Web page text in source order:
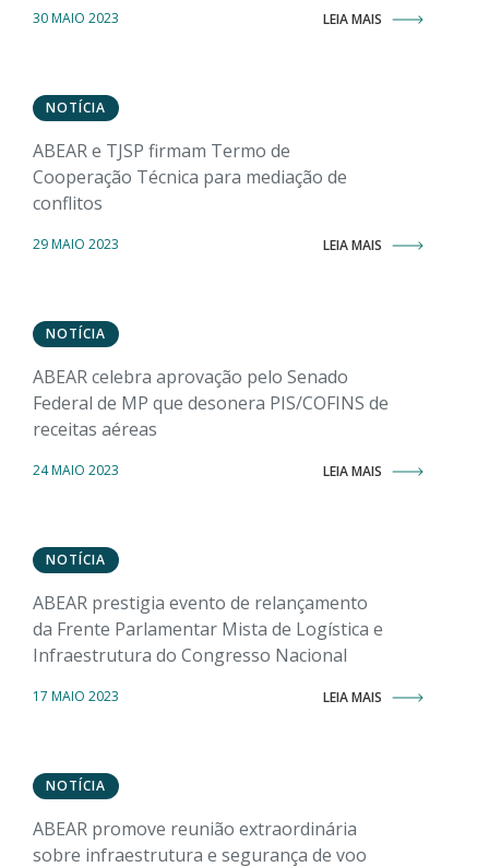
30 MAIO 2023 LEIA MAIS
NOTÍCIA
ABEAR e TJSP firmam Termo de
Cooperação Técnica para mediação de
conflitos
29 MAIO 2023 LEIA MAIS
NOTÍCIA
ABEAR celebra aprovação pelo Senado
Federal de MP que desonera PIS/COFINS de
receitas aéreas
24 MAIO 2023 LEIA MAIS
NOTÍCIA
ABEAR prestigia evento de relançamento
da Frente Parlamentar Mista de Logística e
Infraestrutura do Congresso Nacional
17 MAIO 2023 LEIA MAIS
NOTÍCIA
ABEAR promove reunião extraordinária
sobre infraestrutura e segurança de voo